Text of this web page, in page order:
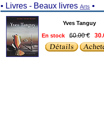
• Livres - Beaux livres Arts •
Yves Tanguy
En stock 60.00 €